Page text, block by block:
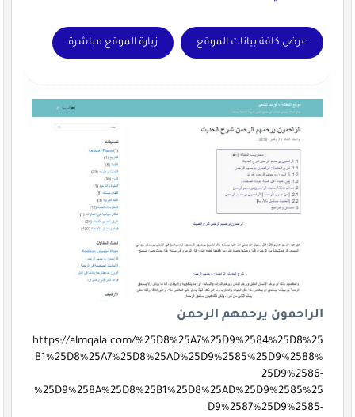
عرض كافة بيانات الموقع زيارة الموقع مباشرة
الراحمون يرحمهم الرحمن
https://almqala.com/%25D8%25A7%25D9%2584%25D8%25
B1%25D8%25A7%25D8%25AD%25D9%2585%25D9%2588%
25D9%2586-
%25D9%258A%25D8%25B1%25D8%25AD%25D9%2585%25
D9%2587%25D9%2585-